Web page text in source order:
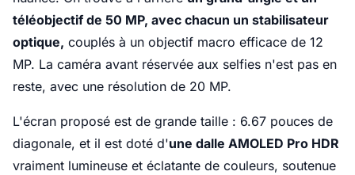
téléobjectif de 50 MP, avec chacun un stabilisateur
optique, couplés à un objectif macro efficace de 12
MP. La caméra avant réservée aux selfies n'est pas en
reste, avec une résolution de 20 MP.
L'écran proposé est de grande taille : 6.67 pouces de
diagonale, et il est doté d'une dalle AMOLED Pro HDR
vraiment lumineuse et éclatante de couleurs, soutenue